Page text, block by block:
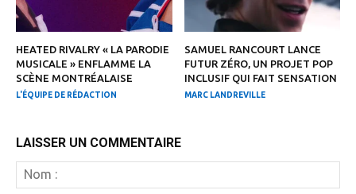
HEATED RIVALRY « LA PARODIE
MUSICALE » ENFLAMME LA
SCÈNE MONTRÉALAISE
L'ÉQUIPE DE RÉDACTION
SAMUEL RANCOURT LANCE
FUTUR ZÉRO, UN PROJET POP
INCLUSIF QUI FAIT SENSATION
MARC LANDREVILLE
LAISSER UN COMMENTAIRE
: